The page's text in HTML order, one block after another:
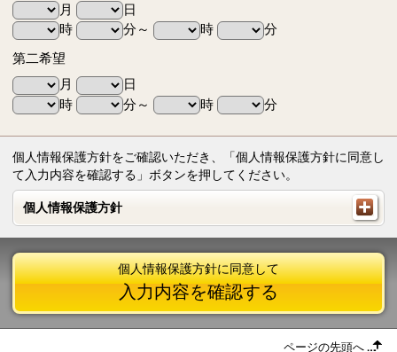
月
日
時
分～ 時
分
第二希望
月
日
時
分～ 時 分
個人情報保護方針をご確認いただき、「個人情報保護方針に同意し
て入力内容を確認する」ボタンを押してください。
個人情報保護方針
個人情報保護方針
個人情報保護方針に同意して
入力内容を確認する
ページの先頭へ